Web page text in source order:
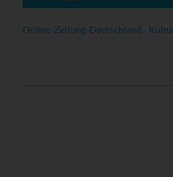
Online-Zeitung-Deutschland -